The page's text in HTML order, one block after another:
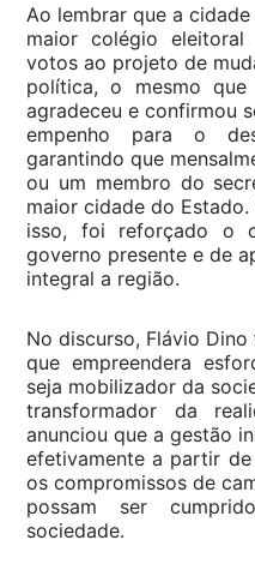
Ao lembrar que a
maior colégio
votos ao projeto de
política, o mesmo
agradeceu e confirmou
empenho para o
garantindo que
ou um membro do
maior cidade do Estado.
isso, foi reforçado o
governo presente e de
integral a região.
No discurso, Flávio
que empreendera
seja mobilizador da
transformador da
anunciou que a gestão
efetivamente a partir
os compromissos de
possam ser
sociedade.